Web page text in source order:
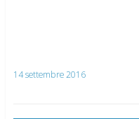
14 settembre 2016